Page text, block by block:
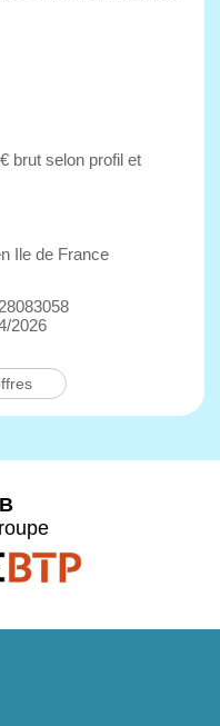
brut selon profil et
Ile de France
2026